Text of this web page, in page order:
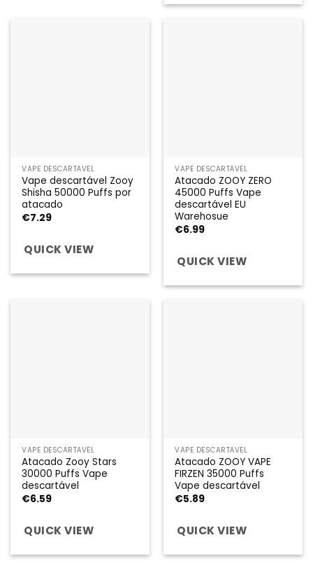
VAPE DESCARTÁVEL
Vape descartável Zooy
Shisha 50000 Puffs por
atacado
€7.29
QUICK VIEW
VAPE DESCARTÁVEL
Atacado ZOOY ZERO
45000 Puffs Vape
descartável EU
Warehosue
€6.99
QUICK VIEW
VAPE DESCARTÁVEL
Atacado Zooy Stars
30000 Puffs Vape
descartável
€6.59
QUICK VIEW
VAPE DESCARTÁVEL
Atacado ZOOY VAPE
FIRZEN 35000 Puffs
Vape descartável
€5.89
QUICK VIEW